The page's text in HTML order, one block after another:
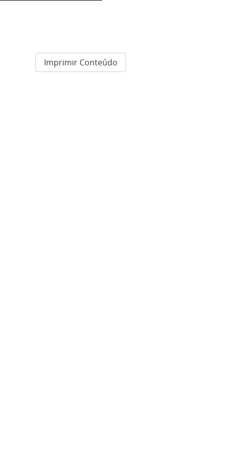
Imprimir Conteúdo